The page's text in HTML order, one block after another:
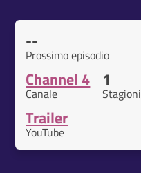
--
Prossimo episodio
Channel 4
Canale
1
Stagioni
Trailer
YouTube